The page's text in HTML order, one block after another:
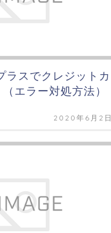
ラスでクレジットカ
エラー対処方法）
2020年6月2日